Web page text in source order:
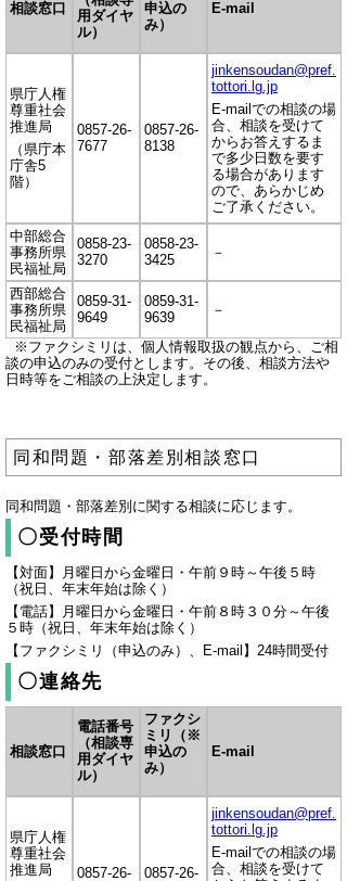
相談窓口
用ダイヤ
ル）
申込の
み）
E-mail
県庁人権
尊重社会
推進局
（県庁本
庁舎5
階）
0857-26-
7677
0857-26-
8138
jinkensoudan@pref.
tottori.lg.jp
E-mailでの相談の場
合、相談を受けて
からお答えするま
で多少日数を要す
る場合があります
ので、あらかじめ
ご了承ください。
中部総合
事務所県
民福祉局
0858-23-
3270
0858-23-
3425
－
西部総合
事務所県
民福祉局
0859-31-
9649
0859-31-
9639
－
※ファクシミリは、個人情報取扱の観点から、ご相
談の申込のみの受付とします。その後、相談方法や
日時等をご相談の上決定します。
同和問題・部落差別相談窓口
同和問題・部落差別に関する相談に応じます。
〇受付時間
【対面】月曜日から金曜日・午前９時～午後５時
（祝日、年末年始は除く）
【電話】月曜日から金曜日・午前８時３０分～午後
５時（祝日、年末年始は除く）
【ファクシミリ（申込のみ）、E-mail】24時間受付
〇連絡先
相談窓口
電話番号
（相談専
用ダイヤ
ル）
ファクシ
ミリ（※
申込の
み）
E-mail
県庁人権
尊重社会
推進局
0857-26-
0857-26-
jinkensoudan@pref.
tottori.lg.jp
E-mailでの相談の場
合、相談を受けて